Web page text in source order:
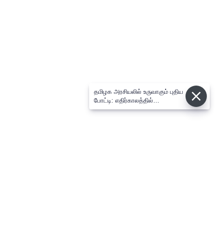
தமிழக அரசியலில் உருவாகும் புதிய
போட்டி: எதிர்காலத்தில்
விஜய்க்கும், தனுசுக்கும்